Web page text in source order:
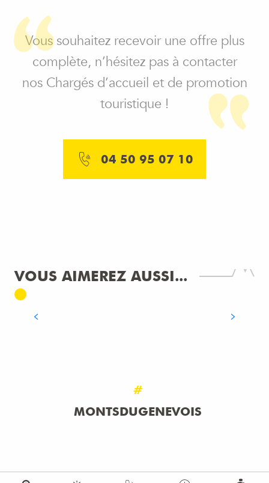
Auberge du Pelloux
Le Refuge des Gourmets
Latitude 46
L'Auberge de Lucinges
Restaurant Le Christina
Arkose Genevois - Restaurant La Cantine
Crêperie Blanche Belette
Les Cocottes de Christian Constant - Porte de Genève
Vous souhaitez recevoir une offre plus
complète, n’hésitez pas à contacter
nos Chargés d’accueil et de promotion
touristique !
04 50 95 07 10
VOUS AIMEREZ AUSSI...
#
MONTSDUGENEVOIS